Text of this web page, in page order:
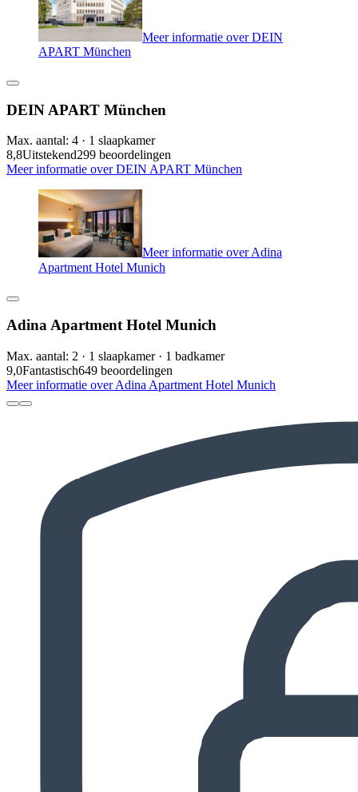
Meer informatie over DEIN
APART München
DEIN APART München
Max. aantal: 4 · 1 slaapkamer
8,8Uitstekend299 beoordelingen
Meer informatie over DEIN APART München
Meer informatie over Adina
Apartment Hotel Munich
Adina Apartment Hotel Munich
Max. aantal: 2 · 1 slaapkamer · 1 badkamer
9,0Fantastisch649 beoordelingen
Meer informatie over Adina Apartment Hotel Munich